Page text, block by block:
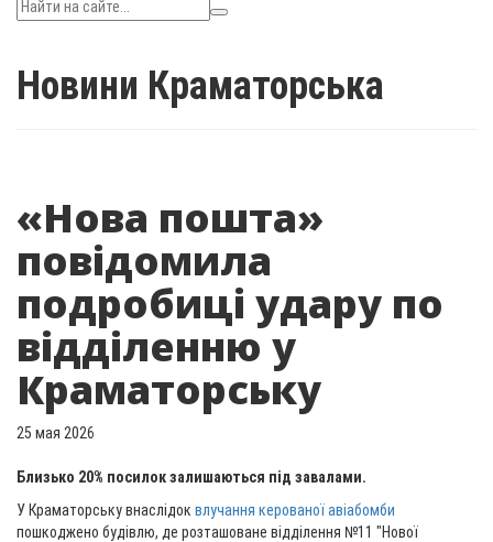
Новини Краматорська
«Нова пошта»
повідомила
подробиці удару по
відділенню у
Краматорську
25 мая 2026
Близько 20% посилок залишаються під завалами.
У Краматорську внаслідок влучання керованої авіабомби
пошкоджено будівлю, де розташоване відділення №11 "Нової